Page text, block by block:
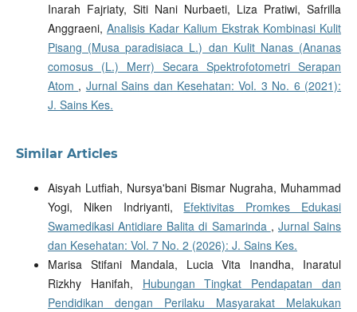
Inarah Fajriaty, Siti Nani Nurbaeti, Liza Pratiwi, Safrilla
Anggraeni, Analisis Kadar Kalium Ekstrak Kombinasi Kulit
Pisang (Musa paradisiaca L.) dan Kulit Nanas (Ananas
comosus (L.) Merr) Secara Spektrofotometri Serapan
Atom , Jurnal Sains dan Kesehatan: Vol. 3 No. 6 (2021):
J. Sains Kes.
Similar Articles
Aisyah Lutfiah, Nursya'bani Bismar Nugraha, Muhammad
Yogi, Niken Indriyanti, Efektivitas Promkes Edukasi
Swamedikasi Antidiare Balita di Samarinda , Jurnal Sains
dan Kesehatan: Vol. 7 No. 2 (2026): J. Sains Kes.
Marisa Stifani Mandala, Lucia Vita Inandha, Inaratul
Rizkhy Hanifah, Hubungan Tingkat Pendapatan dan
Pendidikan dengan Perilaku Masyarakat Melakukan